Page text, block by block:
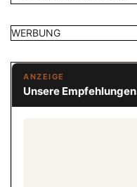
WERBUNG
ANZEIGE
Unsere Empfehlungen